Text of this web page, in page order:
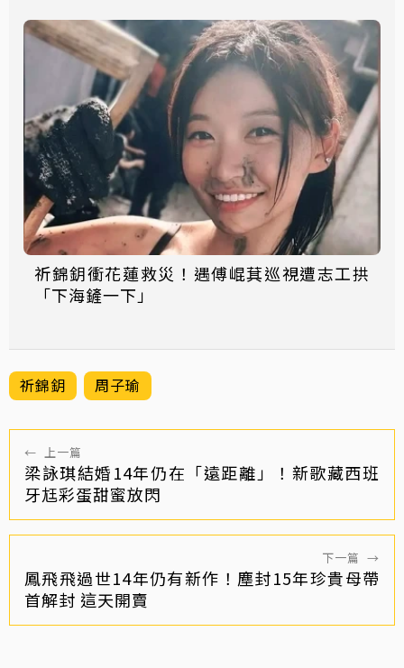
祈錦鈅衝花蓮救災！遇傅崐萁巡視遭志工拱
「下海鏟一下」
祈錦鈅 周子瑜
← 上一篇
梁詠琪結婚14年仍在「遠距離」！新歌藏西班
牙尪彩蛋甜蜜放閃
下一篇 →
鳳飛飛過世14年仍有新作！塵封15年珍貴母帶
首解封 這天開賣